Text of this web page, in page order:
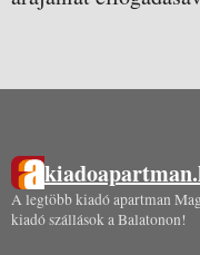
A legtöbb kiadó apartman
kiadó szállások a Balatonon!